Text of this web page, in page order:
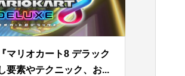
マリオカート8 デラック
要素やテクニック、お...